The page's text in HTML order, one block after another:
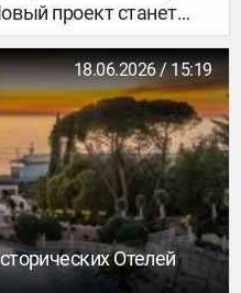
проект станет
бренда и
уже летом 2026
18.06.2026 / 15:19
Отелей